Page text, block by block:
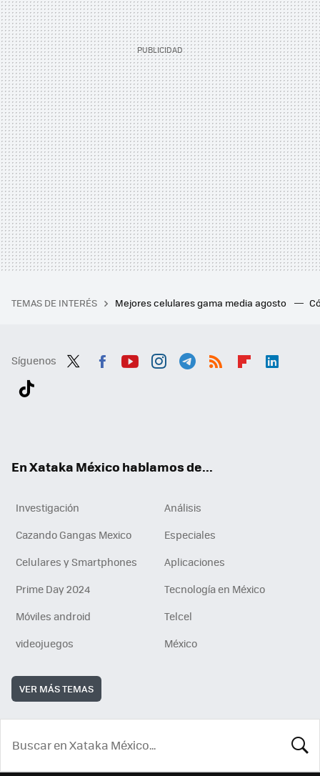
TEMAS DE INTERÉS Mejores celulares gama media agosto
Síguenos
En Xataka México hablamos de...
Investigación
Análisis
Cazando Gangas Mexico
Especiales
Celulares y Smartphones
Aplicaciones
Prime Day 2024
Tecnología en México
Móviles android
Telcel
videojuegos
México
VER MÁS TEMAS